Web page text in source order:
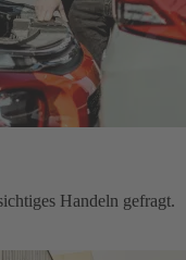
Handeln gefragt.